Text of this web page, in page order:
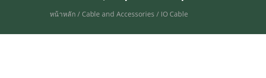
หน้าหลัก/ Cable and Accessories / IO Cable